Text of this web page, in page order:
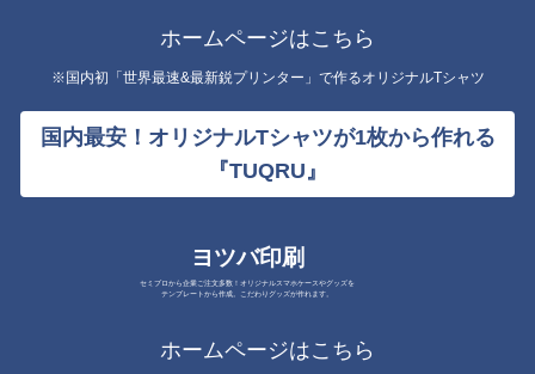
ホームページはこちら
※国内初「世界最速&最新鋭プリンター」で作るオリジナルTシャツ
国内最安！オリジナルTシャツが1枚から作れる
『TUQRU』
ヨツバ印刷
セミプロから企業ご注文多数！オリジナルスマホケースやグッズを
テンプレートから作成。こだわりグッズが作れます。
ホームページはこちら